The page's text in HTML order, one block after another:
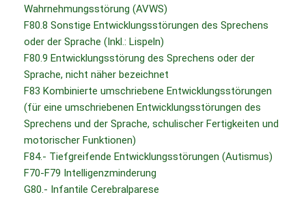
Wahrnehmungsstörung (AVWS)
F80.8 Sonstige Entwicklungsstörungen des Sprechens
oder der Sprache (Inkl.: Lispeln)
F80.9 Entwicklungsstörung des Sprechens oder der
Sprache, nicht näher bezeichnet
F83 Kombinierte umschriebene Entwicklungsstörungen
(für eine umschriebenen Entwicklungsstörungen des
Sprechens und der Sprache, schulischer Fertigkeiten und
motorischer Funktionen)
F84.- Tiefgreifende Entwicklungsstörungen (Autismus)
F70-F79 Intelligenzminderung
G80.- Infantile Cerebralparese